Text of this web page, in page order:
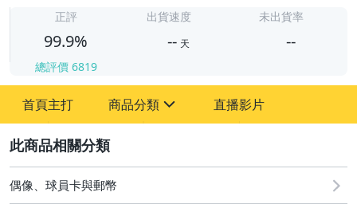
正評
99.9%
總評價 6819
出貨速度
-- 天
未出貨率
--
首頁主打 商品分類
圖書/影音/文具
古董、藝術與礦石
直播影片
偶像、球員卡與郵幣